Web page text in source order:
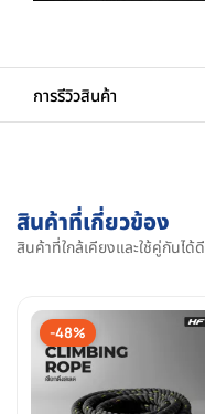
การรีวิวสินค้า
สินค้าที่เกี่ยวข้อง
สินค้าที่ใกล้เคียงและใช้คู่กันได้ดี
-48%